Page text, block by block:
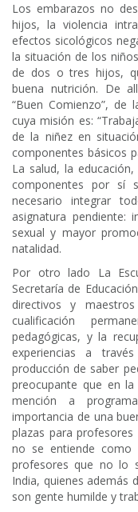
Los embarazos no
hijos, la violencia
efectos sicológicos
la situación de los
de dos o tres hijos,
buena nutrición. De
“Buen Comienzo”, de
cuya misión es:
de la niñez en
componentes básicos
La salud, la
componentes por sí
necesario integrar
asignatura pendiente:
sexual y mayor
natalidad.
Por otro lado La
Secretaría de
directivos y
cualificación
pedagógicas, y la
experiencias a
producción de saber
preocupante que en
mención a
importancia de una
plazas para
no se entiende como
profesores que no lo
India, quienes además
son gente humilde y